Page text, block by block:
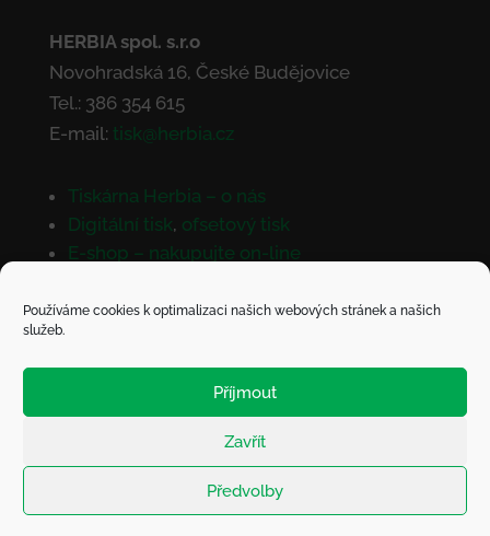
Používáme cookies k optimalizaci našich webových stránek a našich
služeb.
Příjmout
Zavřít
Předvolby
HERBIA spol. s.r.o
Novohradská 16, České Budějovice
Tel.: 386 354 615
E-mail: tisk@herbia.cz
Tiskárna Herbia – o nás
Digitální tisk, ofsetový tisk
E-shop – nakupujte on-line
Doprava a platba
Všeobecné obchodní podmínky
Originální potisk látek
© Herbia 2013 – 2021 |Právní doložka| Tvorba webu: